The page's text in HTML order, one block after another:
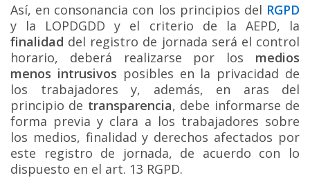
Así, en consonancia con los principios del RGPD
y la LOPDGDD y el criterio de la AEPD, la
finalidad del registro de jornada será el control
horario, deberá realizarse por los medios
menos intrusivos posibles en la privacidad de
los trabajadores y, además, en aras del
principio de transparencia, debe informarse de
forma previa y clara a los trabajadores sobre
los medios, finalidad y derechos afectados por
este registro de jornada, de acuerdo con lo
dispuesto en el art. 13 RGPD.